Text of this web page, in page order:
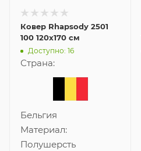
Ковер Rhapsody 2501
100 120x170 см
Доступно: 16
Страна:
Бельгия
Материал:
Полушерсть